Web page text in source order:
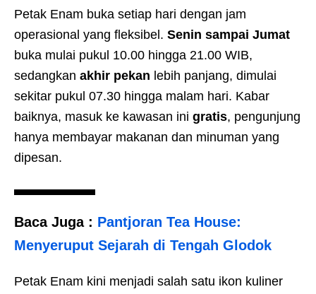
Petak Enam buka setiap hari dengan jam
operasional yang fleksibel. Senin sampai Jumat
buka mulai pukul 10.00 hingga 21.00 WIB,
sedangkan akhir pekan lebih panjang, dimulai
sekitar pukul 07.30 hingga malam hari. Kabar
baiknya, masuk ke kawasan ini gratis, pengunjung
hanya membayar makanan dan minuman yang
dipesan.
Baca Juga : Pantjoran Tea House:
Menyeruput Sejarah di Tengah Glodok
Petak Enam kini menjadi salah satu ikon kuliner